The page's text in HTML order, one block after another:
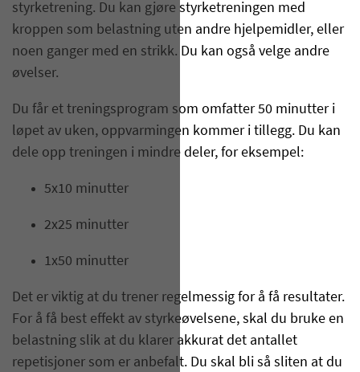
styrketrening. Du kan gjøre styrketreningen med
kroppen som belastning uten andre hjelpemidler, eller
noen ganger med en strikk. Du kan også velge andre
øvelser.
Du får et treningsprogram som omfatter 50 minutter i
løpet av uken, oppvarmingen kommer i tillegg. Du kan
dele opp treningen i mindre deler, for eksempel:
5x10 minutter
2x25 minutter
1x50 minutter
Det er viktig at du trener regelmessig for å få resultater.
For å få best effekt av styrkeøvelsene, skal du bruke en
belastning slik at du klarer akkurat det antallet
repetisjoner som er anbefalt. Du skal bli så sliten at du